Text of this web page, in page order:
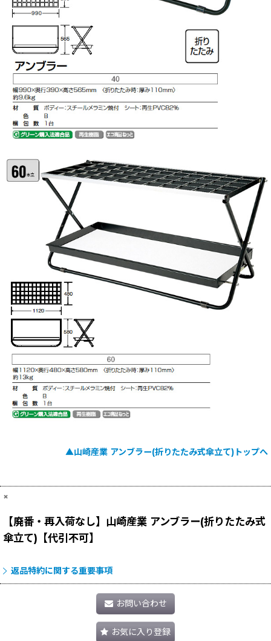
▲山崎産業 アンブラー(折りたたみ式傘立て)トップへ
×
【廃番・再入荷なし】山崎産業 アンブラー(折りたたみ式
傘立て)【代引不可】
返品特約に関する重要事項
お問い合わせ
お気に入り登録